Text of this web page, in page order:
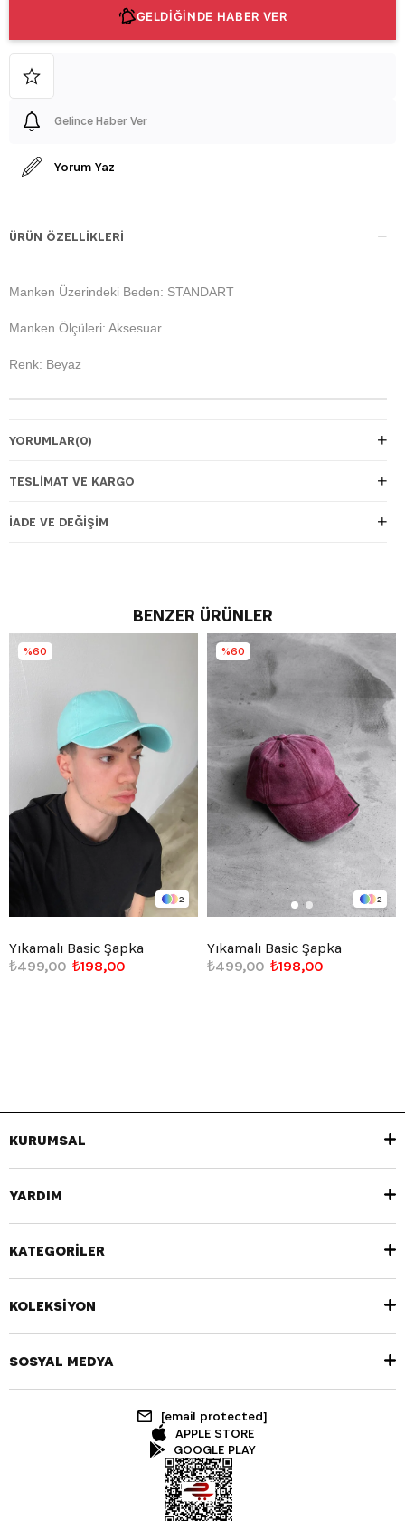
GELDİĞİNDE HABER VER
Gelince Haber Ver
Yorum Yaz
ÜRÜN ÖZELLIKLERI
Manken Üzerindeki Beden: STANDART
Manken Ölçüleri: Aksesuar
Renk: Beyaz
YORUMLAR(0)
TESLIMAT VE KARGO
İADE VE DEĞIŞIM
BENZER ÜRÜNLER
2
Yıkamalı Basic Şapka
₺198,00
₺499,00
%60
2
Yıkamalı Basic Şapka
₺198,00
₺499,00
%60
KURUMSAL
YARDIM
KATEGORİLER
KOLEKSİYON
SOSYAL MEDYA
[email protected]
APPLE STORE
GOOGLE PLAY